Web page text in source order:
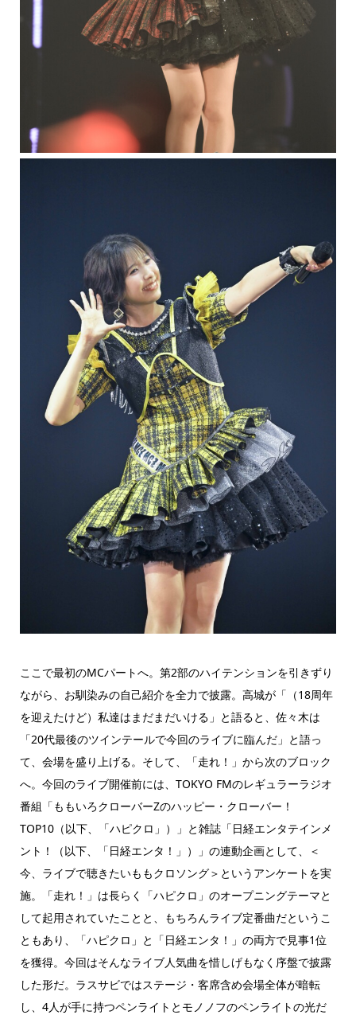
ここで最初のMCパートへ。第2部のハイテンションを引きずり
ながら、お馴染みの自己紹介を全力で披露。高城が「（18周年
を迎えたけど）私達はまだまだいける」と語ると、佐々木は
「20代最後のツインテールで今回のライブに臨んだ」と語っ
て、会場を盛り上げる。そして、「走れ！」から次のブロック
へ。今回のライブ開催前には、TOKYO FMのレギュラーラジオ
番組「ももいろクローバーZのハッピー・クローバー！
TOP10（以下、「ハピクロ」）」と雑誌「日経エンタテインメ
ント！（以下、「日経エンタ！」）」の連動企画として、＜
今、ライブで聴きたいももクロソング＞というアンケートを実
施。「走れ！」は長らく「ハピクロ」のオープニングテーマと
して起用されていたことと、もちろんライブ定番曲だというこ
ともあり、「ハピクロ」と「日経エンタ！」の両方で見事1位
を獲得。今回はそんなライブ人気曲を惜しげもなく序盤で披露
した形だ。ラスサビではステージ・客席含め会場全体が暗転
し、4人が手に持つペンライトとモノノフのペンライトの光だ